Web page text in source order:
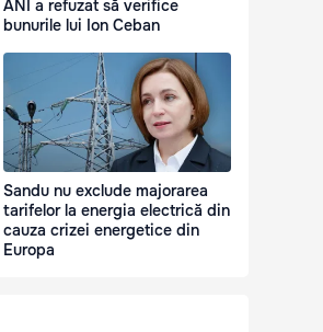
ANI a refuzat să verifice
bunurile lui Ion Ceban
Sandu nu exclude majorarea
tarifelor la energia electrică din
cauza crizei energetice din
Europa